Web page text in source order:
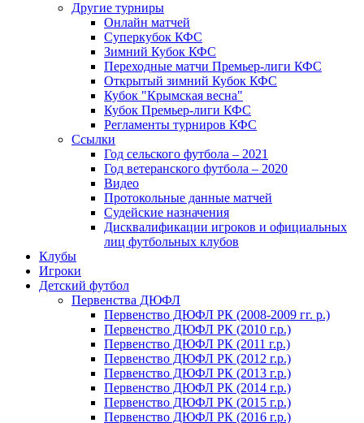
Другие турниры
Онлайн матчей
Суперкубок КФС
Зимний Кубок КФС
Переходные матчи Премьер-лиги КФС
Открытый зимний Кубок КФС
Кубок "Крымская весна"
Кубок Премьер-лиги КФС
Регламенты турниров КФС
Ссылки
Год сельского футбола – 2021
Год ветеранского футбола – 2020
Видео
Протокольные данные матчей
Судейские назначения
Дисквалификации игроков и официальных
лиц футбольных клубов
Клубы
Игроки
Детский футбол
Первенства ДЮФЛ
Первенство ДЮФЛ РК (2008-2009 гг. р.)
Первенство ДЮФЛ РК (2010 г.р.)
Первенство ДЮФЛ РК (2011 г.р.)
Первенство ДЮФЛ РК (2012 г.р.)
Первенство ДЮФЛ РК (2013 г.р.)
Первенство ДЮФЛ РК (2014 г.р.)
Первенство ДЮФЛ РК (2015 г.р.)
Первенство ДЮФЛ РК (2016 г.р.)